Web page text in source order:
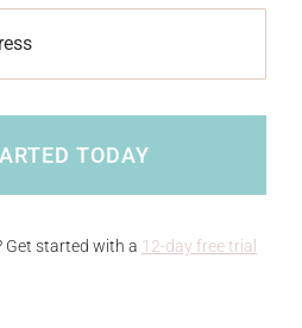
TODAY
Get started with a 12-day free trial